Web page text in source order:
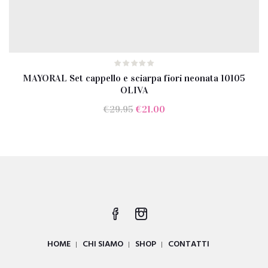
MAYORAL Set cappello e sciarpa fiori neonata 10105
OLIVA
€29.95 Il
€21.00Il
HOME CHI SIAMO SHOP
CONTATTI